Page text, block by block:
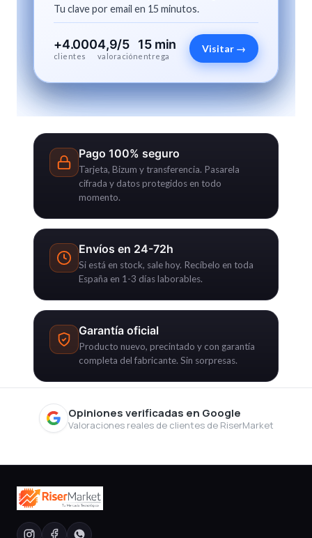
Tu clave por email en 15 minutos.
+4.000
clientes
4,9/5
valoración
15 min
entrega
Visitar →
Pago 100% seguro
Tarjeta, Bizum y transferencia. Pasarela
cifrada y datos protegidos en todo
momento.
Envíos en 24-72h
Si está en stock, sale hoy. Recíbelo en toda
España en 1-3 días laborables.
Garantía oficial
Producto nuevo, precintado y con garantía
completa del fabricante. Sin sorpresas.
Opiniones verificadas en Google
Valoraciones reales de clientes de RiserMarket